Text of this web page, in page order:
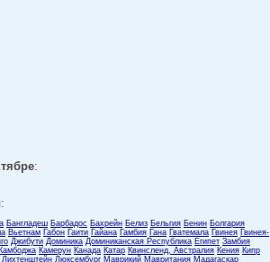
:
:
Бангладеш Барбадос Бахрейн Белиз Бельгия Бенин Болгария
Вьетнам Габон Гаити Гайана Гамбия Гана Гватемала Гвинея Гвинея-
Джибути Доминика Доминиканская Республика Египет Замбия
Камбоджа Камерун Канада Катар Квинсленд, Австралия Кения Кипр
Лихтенштейн Люксембург Маврикий Мавритания Мадагаскар